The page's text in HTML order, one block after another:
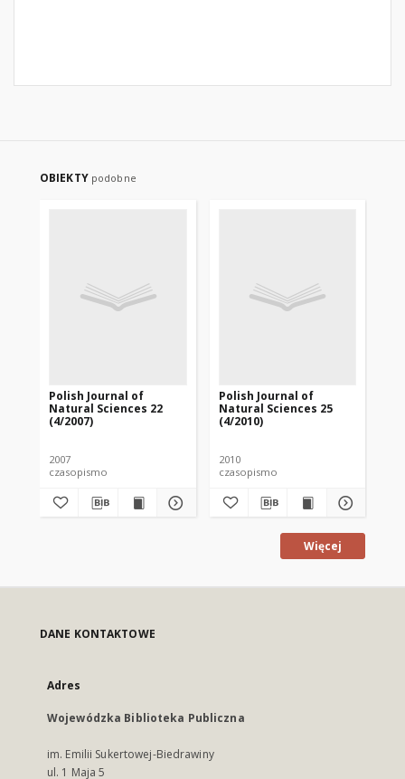
OBIEKTY podobne
Polish Journal of
Natural Sciences 22
(4/2007)
2007
czasopismo
Polish Journal of
Natural Sciences 25
(4/2010)
2010
czasopismo
Więcej
DANE KONTAKTOWE
Adres
Wojewódzka Biblioteka Publiczna
im. Emilii Sukertowej-Biedrawiny
ul. 1 Maja 5